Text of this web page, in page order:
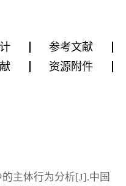
参考文献
资源附件
主体行为分析[J].中国